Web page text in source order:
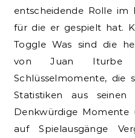
entscheidende Rolle im
für die er gespielt hat.
Toggle Was sind die
von Juan Iturbe
Schlüsselmomente, die
Statistiken aus seinen
Denkwürdige Momente
auf Spielausgänge